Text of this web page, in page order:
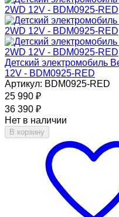
Детский электромобиль
12V - BDM0925-RED
Артикул: BDM0925-RED
25 990 ₽
36 390 ₽
Нет в наличии
В корзину